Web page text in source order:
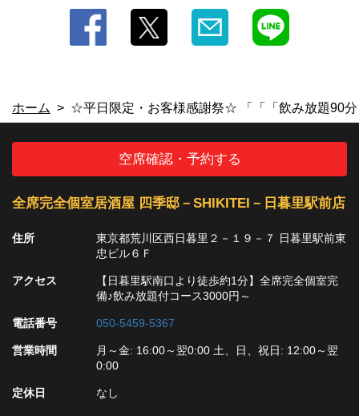
ホーム ☆平日限定・お客様感謝祭☆ 「「「飲み放題90分
空席確認・予約する
全席完全個室居酒屋 四季邸－SHIKITEI－日暮里駅前店
住所
東京都荒川区西日暮里２－１９－７ 日暮里駅前東
忠ビル６Ｆ
アクセス
【日暮里駅南口より徒歩約1分】全席完全個室完
備♪飲み放題付コース3000円～
電話番号 050-5459-5367
営業時間
月～金: 16:00～翌0:00 土、日、祝日: 12:00～翌
0:00
定休日 なし